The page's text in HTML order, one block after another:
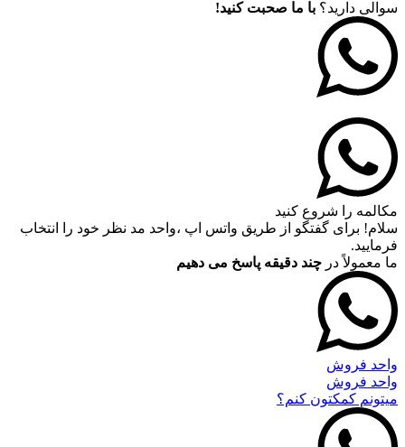
سوالی دارید؟ با ما صحبت کنید!
مکالمه را شروع کنید
سلام! برای گفتگو از طریق واتس اپ ،واحد مد نظر خود را انتخاب
فرمایید.
ما معمولاً در چند دقیقه پاسخ می دهیم
واحد فروش
واحد فروش
میتونم کمکتون کنم؟